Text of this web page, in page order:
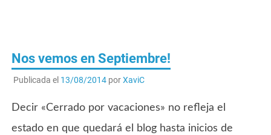
Nos vemos en Septiembre!
Publicada el 13/08/2014porXaviC
Decir «Cerrado por vacaciones» no refleja el
estado en que quedará el blog hasta inicios de